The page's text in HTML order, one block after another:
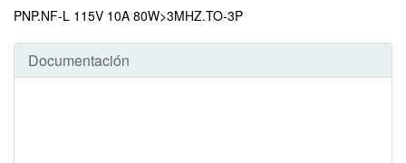
PNP.NF-L 115V 10A 80W>3MHZ.TO-3P
Documentación